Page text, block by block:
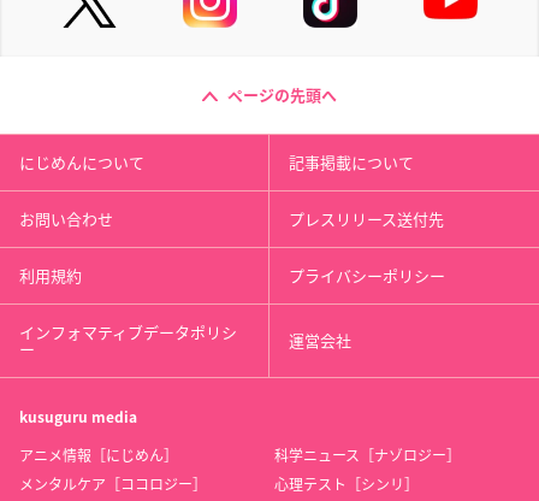
ページの先頭へ
にじめんについて 記事掲載について
お問い合わせ プレスリリース送付先
利用規約 プライバシーポリシー
インフォマティブデータポリシ
ー 運営会社
kusuguru media
アニメ情報［にじめん］
科学ニュース［ナゾロジー］
メンタルケア［ココロジー］
心理テスト［シンリ］